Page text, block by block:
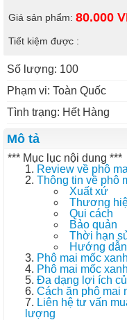
Giá sản phẩm: 80.000
Tiết kiệm được :
Số lượng: 100
Phạm vi: Toàn Quốc
Tình trạng: Hết Hàng
Mô tả
*** Mục lục nội dung ***
Review về phô
Thông tin về phô
Xuất xứ
Thương
Qui cách
Bảo quản
Thời hạn
Hướng
Phô mai mốc
Phô mai mốc
Đa dạng lợi ích
Cách ăn phô mai
Liên hệ tư vấn
lượng